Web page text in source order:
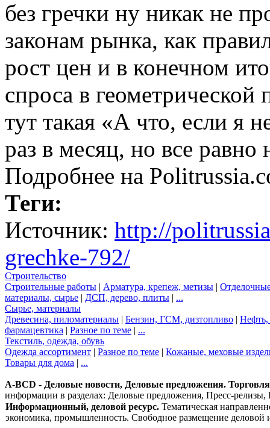
без гречки ну никак не
законам рынка, как
рост цен и в конечном
спроса в геометрической
тут такая «А что, если я
раз в месяц, но все равно
Подробнее на
Теги:
Источник: http://
grechke-792/
Строительство
Строительные работы | Арматура, крепеж, метизы |
материалы, сырье | ДСП, дерево, плиты | ...
Сырье, материалы
Древесина, пиломатериалы | Бензин, ГСМ, дизтопливо | Нефть,
фармацевтика | Разное по теме | ...
Текстиль, одежда, обувь
Одежда ассортимент | Разное по теме | Кожаные, меховые
Товары для дома | ...
A-BCD - Деловые новости, Деловые предложения.
информации в разделах: Деловые предложения, Пресс-релизы,
Информационный, деловой ресурс. Тематическая
экономика, промышленность. Свободное размещение деловой